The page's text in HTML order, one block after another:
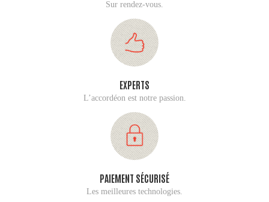
Sur rendez-vous.
EXPERTS
L’accordéon est notre passion.
PAIEMENT SÉCURISÉ
Les meilleures technologies.